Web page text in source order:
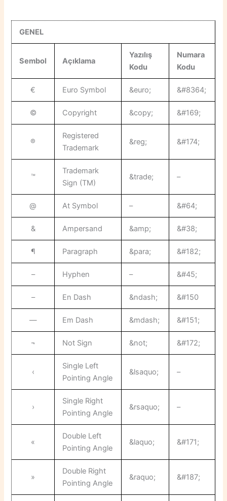
GENEL
Sembol Açıklama
Yazılış
Kodu
Numara
Kodu
€ Euro Symbol &euro; &#8364;
© Copyright &copy; &#169;
®
Registered
Trademark
&reg; &#174;
™
Trademark
Sign (TM)
&trade; –
@ At Symbol – &#64;
& Ampersand &amp; &#38;
¶ Paragraph &para; &#182;
– Hyphen – &#45;
– En Dash &ndash; &#150
— Em Dash &mdash; &#151;
¬ Not Sign &not; &#172;
‹
Single Left
Pointing Angle
&lsaquo; –
›
Single Right
Pointing Angle
&rsaquo; –
«
Double Left
Pointing Angle
&laquo; &#171;
»
Double Right
Pointing Angle
&raquo; &#187;